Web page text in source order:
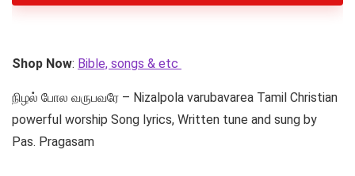
Shop Now: Bible, songs & etc
நிழல் போல வருபவரே – Nizalpola varubavarea Tamil Christian
powerful worship Song lyrics, Written tune and sung by
Pas. Pragasam